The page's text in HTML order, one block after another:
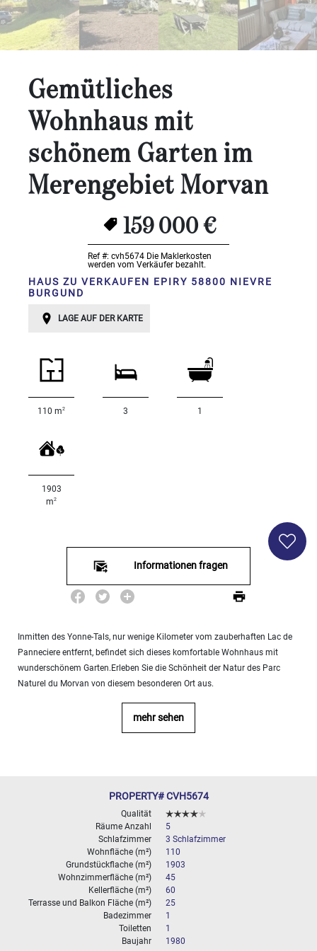
Schlafzimmer:
1-2
3-5
6-
10
10+
Umgebung:
Landoberfläche
500
2
10
000+
M 2
BESTIMMEN
Gemütliches
Wohnhaus mit
schönem Garten im
Merengebiet Morvan
159 000 €
Ref #: cvh5674 Die Maklerkosten
werden vom Verkäufer bezahlt.
HAUS ZU VERKAUFEN EPIRY 58800 NIEVRE
BURGUND
LAGE AUF DER KARTE
110 m2 3 1
1903
m2
Informationen fragen
Inmitten des Yonne-Tals, nur wenige Kilometer vom zauberhaften Lac de
Panneciere entfernt, befindet sich dieses komfortable Wohnhaus mit
wunderschönem Garten.Erleben Sie die Schönheit der Natur des Parc
Naturel du Morvan von diesem besonderen Ort aus.
mehr sehen
PROPERTY# CVH5674
Qualität
Räume Anzahl
5
Schlafzimmer
3 Schlafzimmer
Wohnfläche (m²)
110
Grundstückflache (m²)
1903
Wohnzimmerfläche (m²)
45
Kellerfläche (m²)
60
Terrasse und Balkon Fläche (m²)
25
Badezimmer
1
Toiletten
1
Baujahr
1980